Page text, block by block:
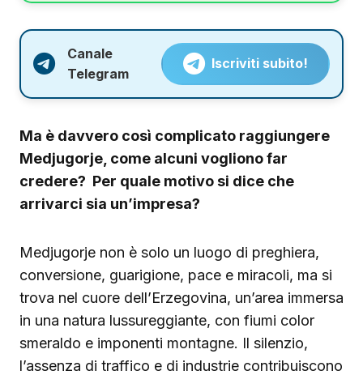
Canale
Telegram
Iscriviti subito!
Ma è davvero così complicato raggiungere
Medjugorje, come alcuni vogliono far
credere? Per quale motivo si dice che
arrivarci sia un’impresa?
Medjugorje non è solo un luogo di preghiera,
conversione, guarigione, pace e miracoli, ma si
trova nel cuore dell’Erzegovina, un’area immersa
in una natura lussureggiante, con fiumi color
smeraldo e imponenti montagne. Il silenzio,
l’assenza di traffico e di industrie contribuiscono